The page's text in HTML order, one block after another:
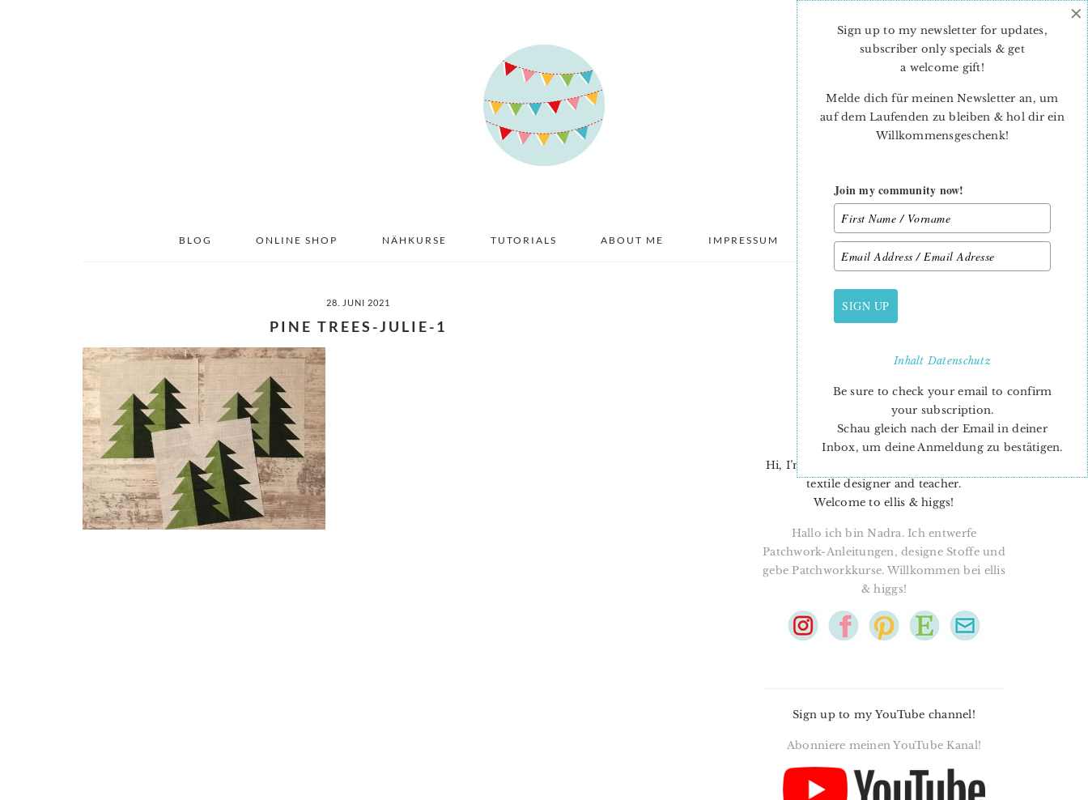
BLOG ONLINE SHOP NÄHKURSE TUTORIALS ABOUT ME IMPRESSUM DATENSCHUTZ
28. JUNI 2021
PINE TREES-JULIE-1
PRIMARY
SIDEBAR
Hi, I’m Nadra. I’m a quilt pattern designer,
textile designer and teacher.
Welcome to ellis & higgs!
Hallo ich bin Nadra. Ich entwerfe
Patchwork-Anleitungen, designe Stoffe und
gebe Patchworkkurse. Willkommen bei ellis
& higgs!
Sign up to my YouTube channel!
Abonniere meinen YouTube Kanal!
Sign up to my newsletter for updates,
subscriber only specials & get
a welcome gift!
Melde dich für meinen Newsletter an, um
auf dem Laufenden zu bleiben & hol dir ein
Willkommensgeschenk!
Join my community now!
SIGN UP
InhaltDatenschutz
Be sure to check your email to confirm
your subscription.
Schau gleich nach der Email in deiner
Inbox, um deine Anmeldung zu bestätigen.
×